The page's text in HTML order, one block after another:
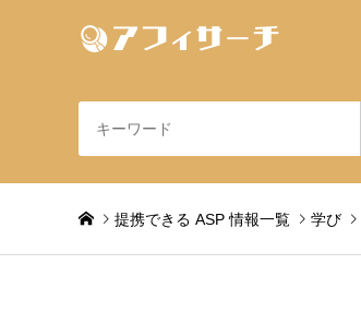
提携できる ASP 情報一覧 学び